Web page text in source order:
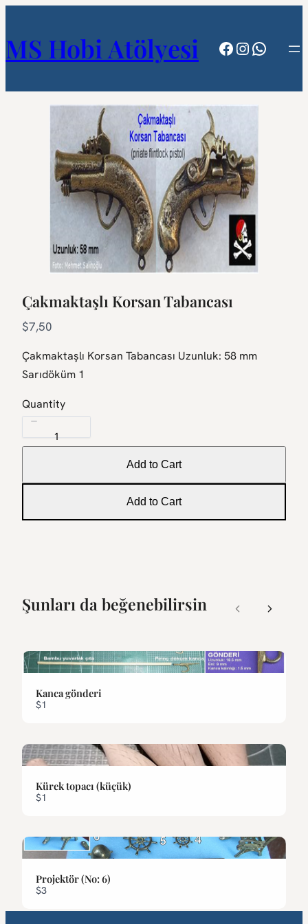
MS Hobi Atölyesi Facebook
Instagram
Çakmaktaşlı Korsan Tabancası
N
w
$7,50
Çakmaktaşlı Korsan Tabancası Uzunluk: 58 mm
Sarıdöküm 1
Quantity
Add to Cart
Add to Cart
Şunları da beğenebilirsin
PreviousNext
Kanca gönderi
$1
Kürek topacı (küçük)
$1
Projektör (No: 6)
$3